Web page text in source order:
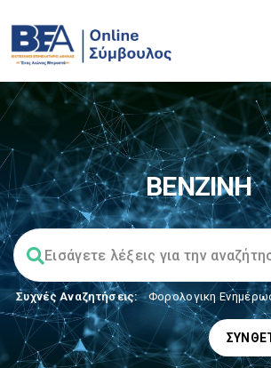
ΒΕΝΖΙΝΗ
Συχνές Αναζητήσεις: Φορολογικη